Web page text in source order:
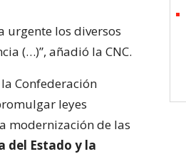
urgente los diversos
(…)”, añadió la CNC.
Confederación
leyes
modernización de las
Estado y la